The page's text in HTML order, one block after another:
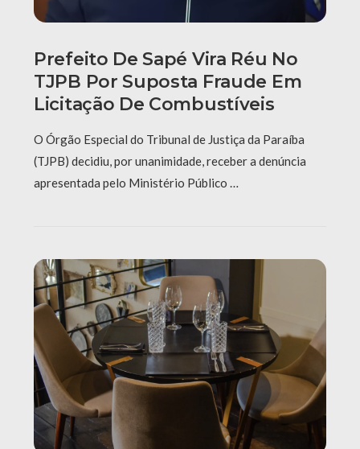
Prefeito De Sapé Vira Réu No
TJPB Por Suposta Fraude Em
Licitação De Combustíveis
O Órgão Especial do Tribunal de Justiça da Paraíba
(TJPB) decidiu, por unanimidade, receber a denúncia
apresentada pelo Ministério Público …